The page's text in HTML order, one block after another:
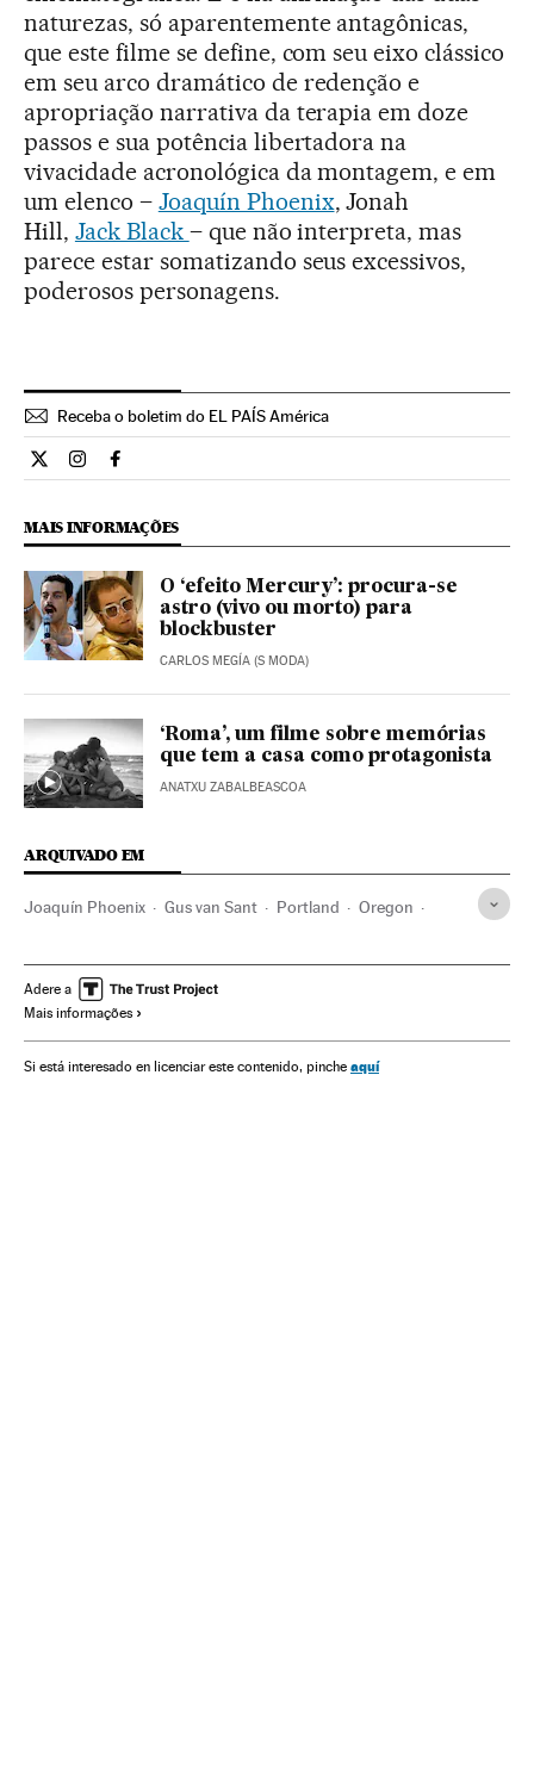
naturezas, só aparentemente antagônicas,
que este filme se define, com seu eixo clássico
em seu arco dramático de redenção e
apropriação narrativa da terapia em doze
passos e sua potência libertadora na
vivacidade acronológica da montagem, e em
um elenco – Joaquín Phoenix, Jonah
Hill, Jack Black – que não interpreta, mas
parece estar somatizando seus excessivos,
poderosos personagens.
Receba o boletim do EL PAÍS América
Cultura El País Brasil en Twitter
Cultura El País Brasil en Instagram
Cultura El País Brasil en Facebook
MAIS INFORMAÇÕES
O ‘efeito Mercury’: procura-se
astro (vivo ou morto) para
blockbuster
CARLOS MEGÍA (S MODA)
‘Roma’, um filme sobre memórias
que tem a casa como protagonista
ANATXU ZABALBEASCOA
ARQUIVADO EM
Joaquín Phoenix Gus van Sant Portland Oregon
América do Norte Deficiência
Sociedade
Adere a
Mais informações
Si está interesado en licenciar este contenido, pinche aquí